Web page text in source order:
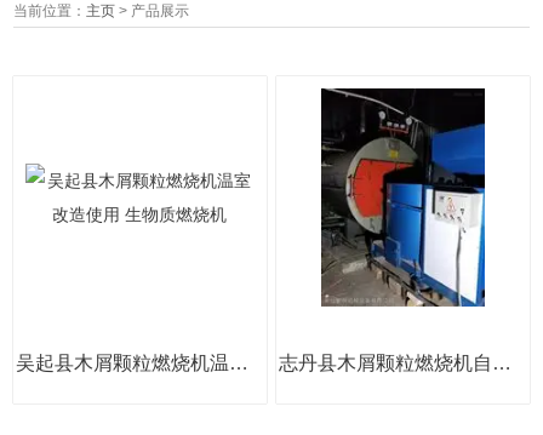
当前位置： 主页 > 产品展示
吴起县木屑颗粒燃烧机温室改造使用 生物质燃烧机 志丹县木屑颗粒燃烧机自动电箱控制器 生物质燃烧机